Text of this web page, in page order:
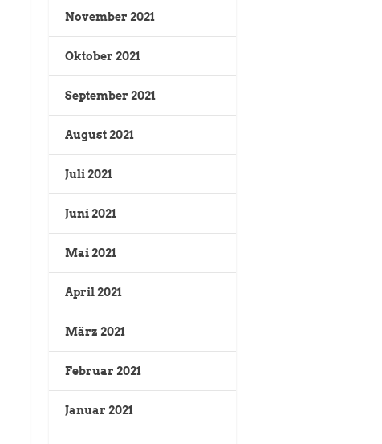
November 2021
Oktober 2021
September 2021
August 2021
Juli 2021
Juni 2021
Mai 2021
April 2021
März 2021
Februar 2021
Januar 2021